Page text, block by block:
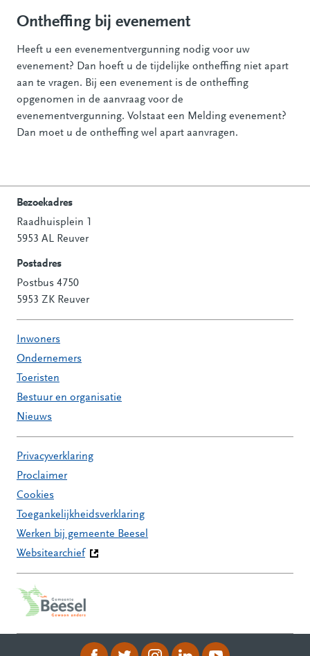
Ontheffing bij evenement
Heeft u een evenementvergunning nodig voor uw
evenement? Dan hoeft u de tijdelijke ontheffing niet apart
aan te vragen. Bij een evenement is de ontheffing
opgenomen in de aanvraag voor de
evenementvergunning. Volstaat een Melding evenement?
Dan moet u de ontheffing wel apart aanvragen.
Contactinformatie
Bezoekadres
Raadhuisplein 1
5953 AL Reuver
Postadres
Postbus 4750
5953 ZK Reuver
Inwoners
Ondernemers
Toeristen
Bestuur en organisatie
Nieuws
Privacyverklaring
Proclaimer
Cookies
Toegankelijkheidsverklaring
Werken bij gemeente Beesel
Websitearchief